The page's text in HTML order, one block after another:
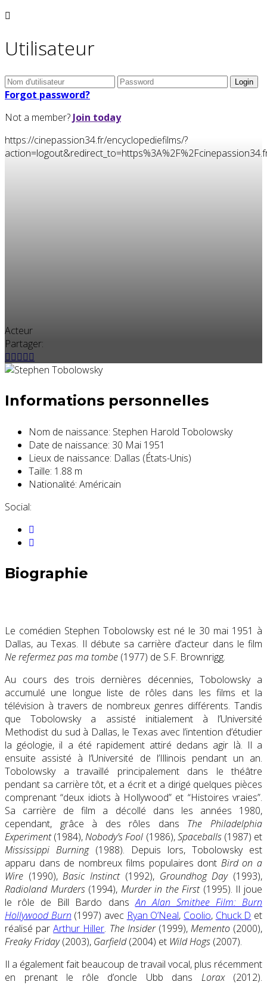
Utilisateur
Forgot password?
Not a member? Join today
https://cinepassion34.fr/encyclopediefilms/?
Acteur
Partager:
Informations personnelles
Nom de naissance: Stephen Harold Tobolowsky
Date de naissance: 30 Mai 1951
Lieux de naissance: Dallas (États-Unis)
Taille: 1.88 m
Nationalité: Américain
Social:
Biographie
Le comédien Stephen Tobolowsky est né le 30 mai 1951 à
Dallas, au Texas. Il débute sa carrière d’acteur dans le film
Ne refermez pas ma tombe (1977) de S.F. Brownrigg.
Au cours des trois dernières décennies, Tobolowsky a
accumulé une longue liste de rôles dans les films et la
télévision à travers de nombreux genres différents. Tandis
que Tobolowsky a assisté initialement à l’Université
Methodist du sud à Dallas, le Texas avec l’intention d’étudier
la géologie, il a été rapidement attiré dedans agir là. Il a
ensuite assisté à l’Université de l’Illinois pendant un an.
Tobolowsky a travaillé principalement dans le théâtre
pendant sa carrière tôt, et a écrit et a dirigé quelques pièces
comprenant “deux idiots à Hollywood” et “Histoires vraies”.
Sa carrière de film a décollé dans les années 1980,
cependant, grâce à des rôles dans The Philadelphia
Experiment(1984),Nobody’s Fool (1986),Spaceballs(1987) et
Mississippi Burning(1988). Depuis lors, Tobolowsky est
apparu dans de nombreux films populaires dont Bird on a
Wire (1990),Basic Instinct(1992), Groundhog Day(1993),
Radioland Murders(1994), Murder in the First(1995). Il joue
le rôle de Bill Bardo dansAn Alan Smithee Film: Burn
Hollywood Burn (1997) avec Ryan O’Neal, Coolio, Chuck D et
réalisé parArthur Hiller. The Insider(1999), Memento(2000),
Freaky Friday(2003), Garfield(2004) et Wild Hogs (2007).
Il a également fait beaucoup de travail vocal, plus récemment
en prenant le rôle d’oncle Ubb dans Lorax(2012).